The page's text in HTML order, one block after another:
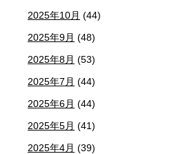
2025年10月 (44)
2025年9月 (48)
2025年8月 (53)
2025年7月 (44)
2025年6月 (44)
2025年5月 (41)
2025年4月 (39)